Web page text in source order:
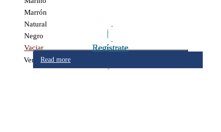
Regístrate
Regístrate
Read more
Regístrate
Regístrate
Read more
Regístrate
Regístrate
Read more
Regístrate
Regístrate
Marrón
Natural
Negro
Vaciar
Read more
Ver